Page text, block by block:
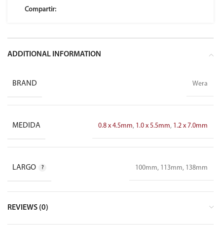
Compartir:
ADDITIONAL INFORMATION
BRAND Wera
MEDIDA 0.8 x 4.5mm, 1.0 x 5.5mm, 1.2 x 7.0mm
LARGO 100mm, 113mm, 138mm
REVIEWS (0)